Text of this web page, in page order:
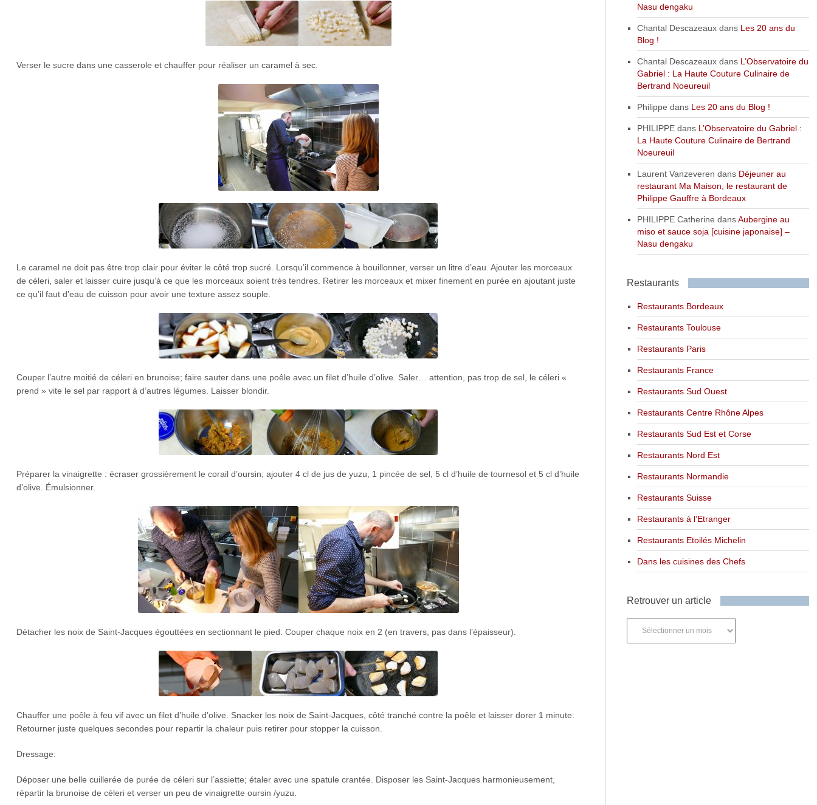
Verser le sucre dans une casserole et chauffer pour réaliser un caramel à sec.
Le caramel ne doit pas être trop clair pour éviter le côté trop sucré. Lorsqu’il commence à bouillonner, verser un litre d’eau. Ajouter les morceaux
de céleri, saler et laisser cuire jusqu’à ce que les morceaux soient très tendres. Retirer les morceaux et mixer finement en purée en ajoutant juste
ce qu’il faut d’eau de cuisson pour avoir une texture assez souple.
Couper l’autre moitié de céleri en brunoise; faire sauter dans une poêle avec un filet d’huile d’olive. Saler… attention, pas trop de sel, le céleri «
prend » vite le sel par rapport à d’autres légumes. Laisser blondir.
Préparer la vinaigrette : écraser grossièrement le corail d’oursin; ajouter 4 cl de jus de yuzu, 1 pincée de sel, 5 cl d’huile de tournesol et 5 cl d’huile
d’olive. Émulsionner.
Détacher les noix de Saint-Jacques égouttées en sectionnant le pied. Couper chaque noix en 2 (en travers, pas dans l’épaisseur).
Chauffer une poêle à feu vif avec un filet d’huile d’olive. Snacker les noix de Saint-Jacques, côté tranché contre la poêle et laisser dorer 1 minute.
Retourner juste quelques secondes pour repartir la chaleur puis retirer pour stopper la cuisson.
Dressage:
Déposer une belle cuillerée de purée de céleri sur l’assiette; étaler avec une spatule crantée. Disposer les Saint-Jacques harmonieusement,
répartir la brunoise de céleri et verser un peu de vinaigrette oursin /yuzu.
Nasu dengaku
Chantal Descazeauxdans Les 20 ans du
Blog !
Chantal Descazeauxdans L’Observatoire du
Gabriel : La Haute Couture Culinaire de
Bertrand Noeureuil
Philippe dans Les 20 ans du Blog !
PHILIPPEdans L’Observatoire du Gabriel :
La Haute Couture Culinaire de Bertrand
Noeureuil
Laurent Vanzeveren dans Déjeuner au
restaurant Ma Maison, le restaurant de
Philippe Gauffre à Bordeaux
PHILIPPE Catherine dansAubergine au
miso et sauce soja [cuisine japonaise] –
Nasu dengaku
Restaurants
Restaurants Bordeaux
Restaurants Toulouse
Restaurants Paris
Restaurants France
Restaurants Sud Ouest
Restaurants Centre Rhône Alpes
Restaurants Sud Est et Corse
Restaurants Nord Est
Restaurants Normandie
Restaurants Suisse
Restaurants à l’Etranger
Restaurants Etoilés Michelin
Dans les cuisines des Chefs
Retrouver un article